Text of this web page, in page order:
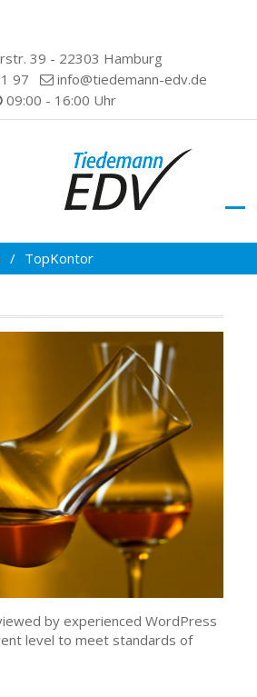
39 - 22303 Hamburg
97
info@tiedemann-edv.de
09:00 - 16:00 Uhr
TopKontor
by experienced WordPress
level to meet standards of